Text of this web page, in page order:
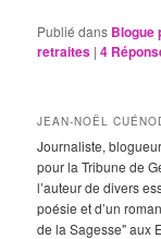
Publié dans Blogue
retraites |4
JEAN-NOËL
Journaliste,
pour la Tribune de
l’auteur de divers
poésie et d’un
de la Sagesse" aux